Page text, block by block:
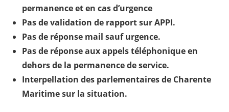
permanence et en cas d’urgence
Pas de validation de rapport sur APPI.
Pas de réponse mail sauf urgence.
Pas de réponse aux appels téléphonique en
dehors de la permanence de service.
Interpellation des parlementaires de Charente
Maritime sur la situation.